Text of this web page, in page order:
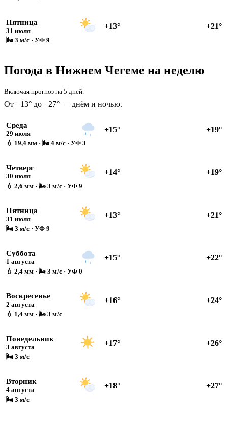
Пятница
31 июля +13° +21°
🌬 3 м/с · УФ 9
Погода в Нижнем Чегеме на неделю
Включая прогноз на 5 дней.
От +13° до +27° — днём и ночью.
Среда
29 июля +15° +19°
💧 19,4 мм · 🌬 4 м/с · УФ 3
Четверг
30 июля +14° +19°
💧 2,6 мм · 🌬 3 м/с · УФ 9
Пятница
31 июля +13° +21°
🌬 3 м/с · УФ 9
Суббота
1 августа +15° +22°
💧 2,4 мм · 🌬 3 м/с · УФ 0
Воскресенье
2 августа +16° +24°
💧 1,4 мм · 🌬 3 м/с
Понедельник
3 августа +17° +26°
🌬 3 м/с
Вторник
4 августа +18° +27°
🌬 3 м/с